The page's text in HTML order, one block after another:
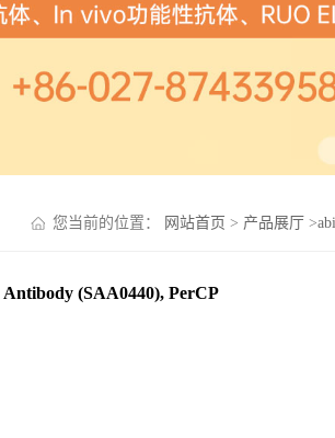
您当前的位置： 网站首页 > 产品展厅 >
(SAA0440), PerCP